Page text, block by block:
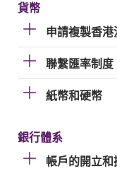
貨幣
申請複製香港
聯繫匯率制度
紙幣和硬幣
銀行體系
帳戶的開立和